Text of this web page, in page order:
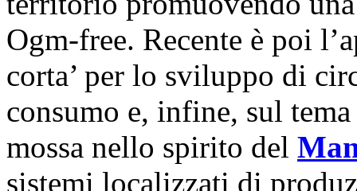
Ogm-free. Recente è poi
corta’ per lo sviluppo di
consumo e, infine, sul
mossa nello spirito del
sistemi localizzati di